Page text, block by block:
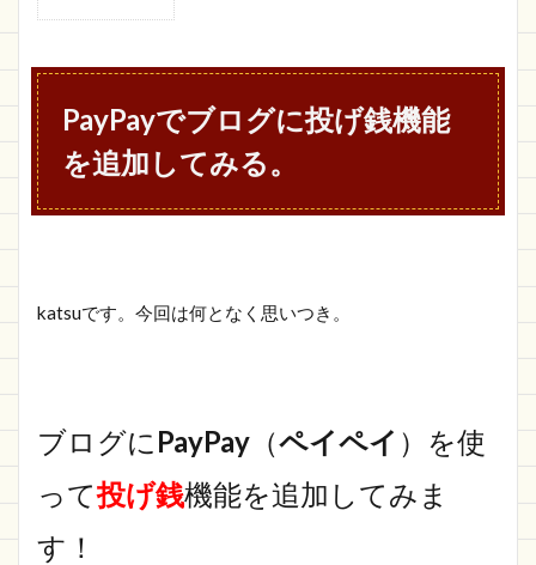
能を追
加して
みる。
1.1
ってど
うな
に
のQR
コード
する方
PayPayでブログに投げ銭機能
を追加してみる。
katsuです。今回は何となく思いつき。
ブログに PayPay （ペイペイ ）を使
って投げ銭機能を追加してみま
す！